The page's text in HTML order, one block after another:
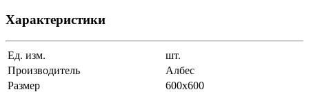
Характеристики
Ед. изм.
шт.
Производитель
Албес
Размер
600x600